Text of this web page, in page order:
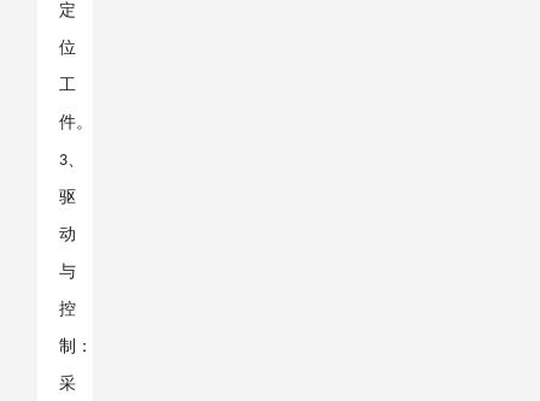
定
位
工
件。
3、
驱
动
与
控
制：
采